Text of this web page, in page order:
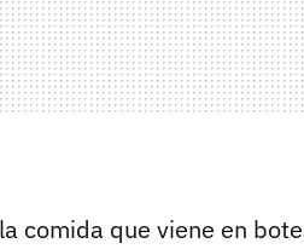
comida que viene en